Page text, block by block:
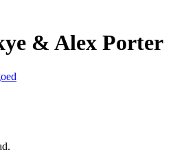
& Alex Porter